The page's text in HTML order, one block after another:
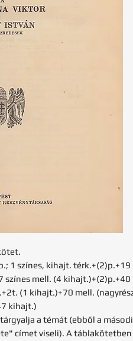
1 színes, kihajt. térk.+(2)p.+19
színes mell. (4 kihajt.)+(2)p.+40
(1 kihajt.)+70 mell.
kihajt.)
a témát (ebből a
címet viseli). A táblakötetben